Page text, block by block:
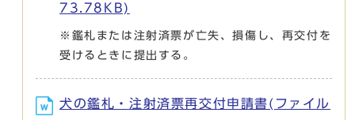
73.78KB)
※鑑札または注射済票が亡失、損傷し、再交付を
受けるときに提出する。
犬の鑑札・注射済票再交付申請書(ファイル